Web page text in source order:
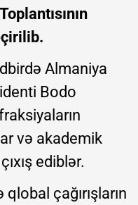
Almaniya
Bodo
və akademik
ediblər.
çağırışların